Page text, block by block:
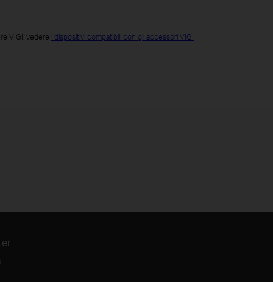
VIGI, vedere i dispositivi compatibili con gli accessori VIGI